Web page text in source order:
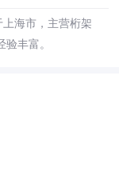
海市，主营桁架
丰富。